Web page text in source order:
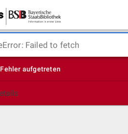
Failed to fetch
aufgetreten